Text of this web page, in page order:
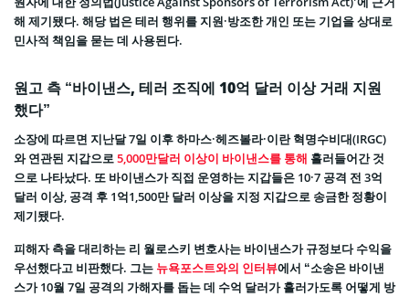
해 제기됐다. 해당 법은 테러 행위를 지원·방조한 개인 또는 기업을 상대로
민사적 책임을 묻는 데 사용된다.
원고 측 “바이낸스, 테러 조직에 10억 달러 이상 거래 지원
했다”
소장에 따르면 지난달 7일 이후 하마스·헤즈볼라·이란 혁명수비대(IRGC)
와 연관된 지갑으로5,000만달러 이상이 바이낸스를 통해 흘러들어간 것
으로 나타났다. 또 바이낸스가 직접 운영하는 지갑들은 10·7 공격 전 3억
달러 이상, 공격 후 1억1,500만 달러 이상을 지정 지갑으로 송금한 정황이
제기됐다.
피해자 측을 대리하는 리 월로스키 변호사는 바이낸스가 규정보다 수익을
우선했다고 비판했다. 그는 뉴욕포스트와의 인터뷰에서 “소송은 바이낸
스가 10월 7일 공격의 가해자를 돕는 데 수억 달러가 흘러가도록 어떻게 방